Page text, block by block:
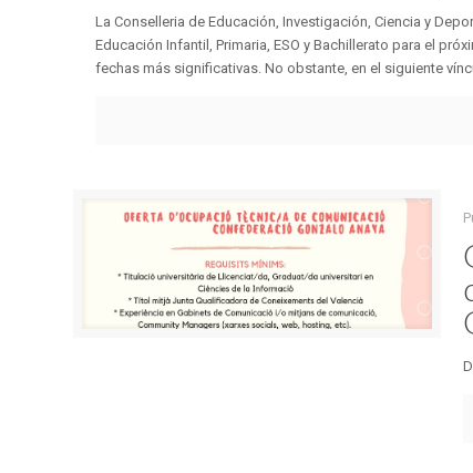
La Conselleria de Educación, Investigación, Ciencia y
Educación Infantil, Primaria, ESO y Bachillerato para el
fechas más significativas. No obstante, en el siguiente